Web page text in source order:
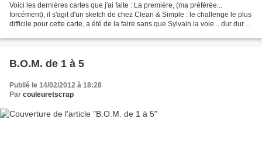
Voici les dernières cartes que j'ai faite : La première, (ma préférée...
forcément), il s'agit d'un sketch de chez Clean & Simple : le challenge le plus
difficile pour cette carte, a été de la faire sans que Sylvain la voie... dur dur
B.O.M. de 1 à 5
Publié le 14/02/2012 à 18:28
Par couleuretscrap